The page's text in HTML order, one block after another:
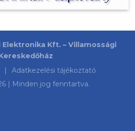
Kft. – Villamossági
|
Adatkezelési tájékoztató
| Minden jog fenntartva.